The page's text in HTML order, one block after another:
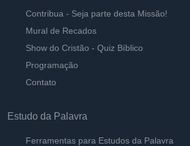
Contribua - Seja parte desta Missão!
Mural de Recados
Show do Cristão - Quiz Bíblico
Programação
Contato
Estudo da Palavra
Ferramentas para Estudos da Palavra